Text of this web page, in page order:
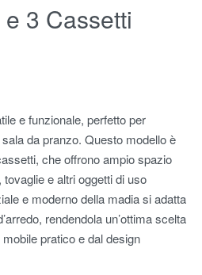
3 Cassetti
e funzionale, perfetto per
da pranzo. Questo modello è
che offrono ampio spazio
e altri oggetti di uso
e moderno della madia si adatta
rendendola un’ottima scelta
pratico e dal design